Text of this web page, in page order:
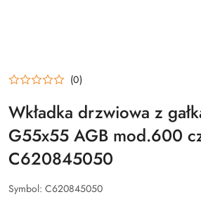
(0)
Wkładka drzwiowa z
G55x55 AGB mod.600
C620845050
Symbol: C620845050